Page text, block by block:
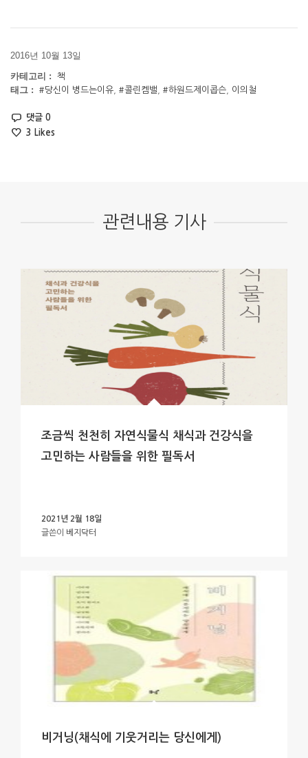
2016년 10월 13일
카테고리 :
책
태그 : #당신이 병드는이유 #콜린켐밸 #하원드제이콥슨 이의철
댓글 0
3
Likes
관련내용 기사
조금씩 천천히 자연식물식 채식과 건강식을
고민하는 사람들을 위한 필독서
2021년 2월 18일
글쓴이 베지닥터
비거닝(채식에 기웃거리는 당신에게)